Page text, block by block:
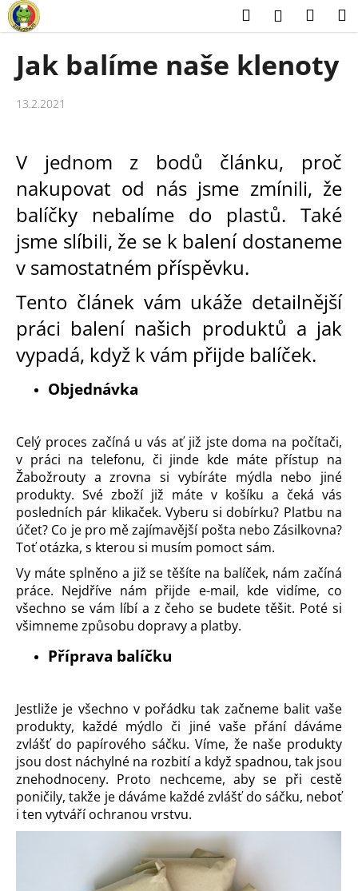
Přejít
na
obsah
HledatPřihlášení
Jak balíme naše klenoty
13.2.2021
V jednom z bodů článku, proč
nakupovat od násjsme zmínili, že
balíčky nebalíme do plastů. Také
jsme slíbili, že se k balení dostaneme
v samostatném příspěvku.
Tento článek vám ukáže detailnější
práci balení našich produktů a jak
vypadá, když k vám přijde balíček.
Objednávka
Celý proces začíná u vás ať již jste doma na počítači,
v práci na telefonu, či jinde kde máte přístup na
Žabožrouty a zrovna si vybíráte mýdla nebo jiné
produkty. Své zboží již máte v košíku a čeká vás
posledních pár klikaček. Vyberu si dobírku? Platbu na
účet? Co je pro mě zajímavější pošta nebo Zásilkovna?
Toť otázka, s kterou si musím pomoct sám.
Vy máte splněno a již se těšíte na balíček, nám začíná
práce. Nejdříve nám přijde e-mail, kde vidíme, co
všechno se vám líbí a z čeho se budete těšit. Poté si
všimneme způsobu dopravy a platby.
Příprava balíčku
Jestliže je všechno v pořádku tak začneme balit vaše
produkty, každé mýdlo či jiné vaše přání dáváme
zvlášť do papírového sáčku. Víme, že naše produkty
jsou dost náchylné na rozbití a když spadnou, tak jsou
znehodnoceny. Proto nechceme, aby se při cestě
poničily, takže je dáváme každé zvlášť do sáčku, neboť
i ten vytváří ochranou vrstvu.
K
o
C
o
o
t
ř
e
b
u
j
e
t
e
n
t
?
HLEDAT
D
o
u
č
u
j
e
m
e